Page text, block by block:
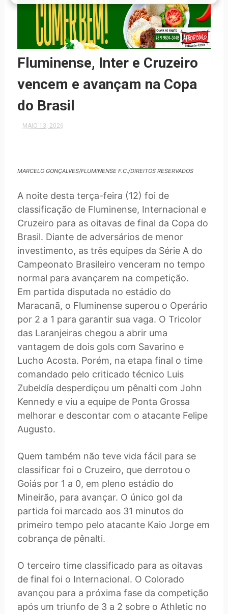
Fluminense, Inter e Cruzeiro
vencem e avançam na Copa
do Brasil
MAIO 13, 2026
MARCELO GONÇALVES/FLUMINENSE F.C./DIREITOS RESERVADOS
A noite desta terça-feira (12) foi de
classificação de Fluminense, Internacional e
Cruzeiro para as oitavas de final da Copa do
Brasil. Diante de adversários de menor
investimento, as três equipes da Série A do
Campeonato Brasileiro venceram no tempo
normal para avançarem na competição.
Em partida disputada no estádio do
Maracanã, o Fluminense superou o Operário
por 2 a 1 para garantir sua vaga. O Tricolor
das Laranjeiras chegou a abrir uma
vantagem de dois gols com Savarino e
Lucho Acosta. Porém, na etapa final o time
comandado pelo criticado técnico Luis
Zubeldía desperdiçou um pênalti com John
Kennedy e viu a equipe de Ponta Grossa
melhorar e descontar com o atacante Felipe
Augusto.
Quem também não teve vida fácil para se
classificar foi o Cruzeiro, que derrotou o
Goiás por 1 a 0, em pleno estádio do
Mineirão, para avançar. O único gol da
partida foi marcado aos 31 minutos do
primeiro tempo pelo atacante Kaio Jorge em
cobrança de pênalti.
O terceiro time classificado para as oitavas
de final foi o Internacional. O Colorado
avançou para a próxima fase da competição
após um triunfo de 3 a 2 sobre o Athletic no